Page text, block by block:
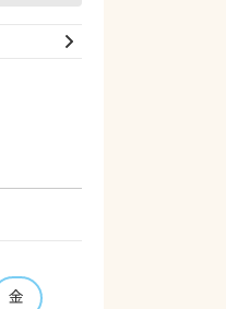
金